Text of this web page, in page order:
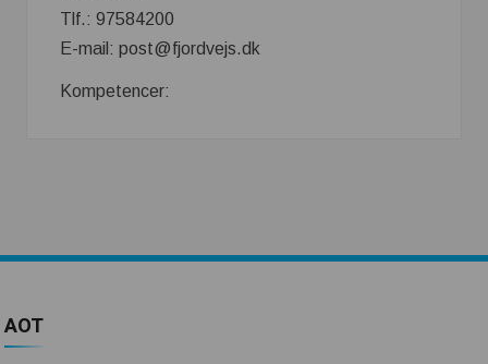
Tlf.: 97584200
E-mail: post@fjordvejs.dk
Kompetencer:
AOT